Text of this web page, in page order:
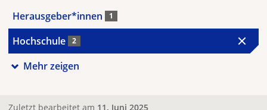
Herausgeber*innen 1
Hochschule 2
Mehr zeigen
Zuletzt bearbeitet am 11. Juni 2025